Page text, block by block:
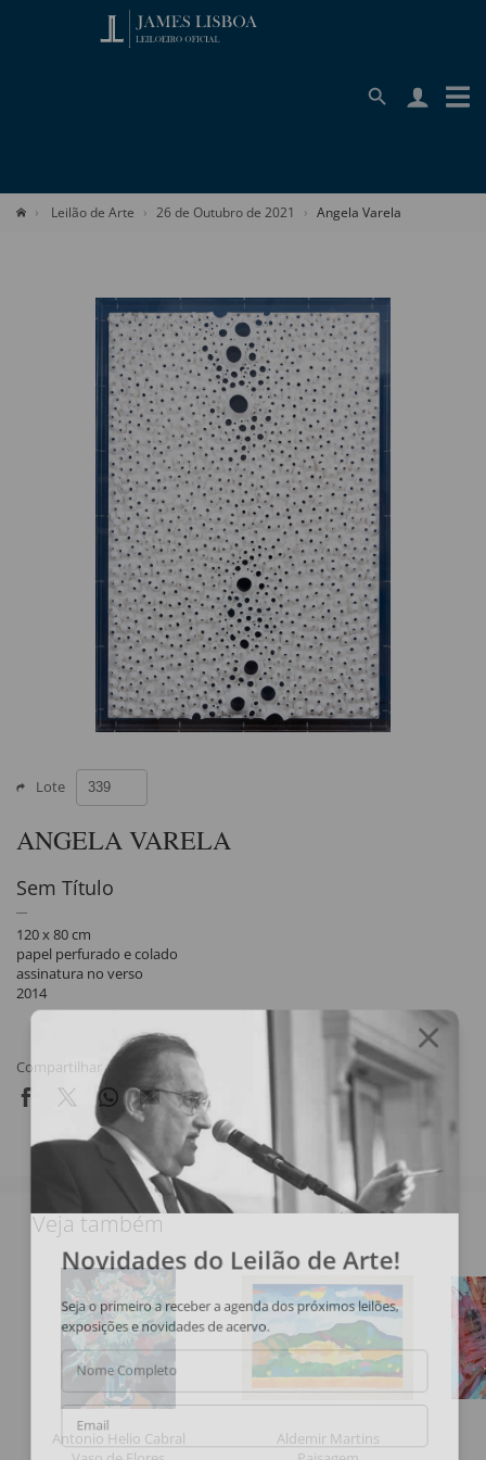
Leilão de Arte 26 de Outubro de 2021 Angela Varela
Lote
ANGELA VARELA
Sem Título
120 x 80 cm
papel perfurado e colado
assinatura no verso
2014
Compartilhar
Veja também
Antonio Helio Cabral
Aldemir Martins
Novidades do Leilão de Arte!
Seja o primeiro a receber a agenda dos próximos leilões,
exposições e novidades de acervo.
Nome Completo
Email